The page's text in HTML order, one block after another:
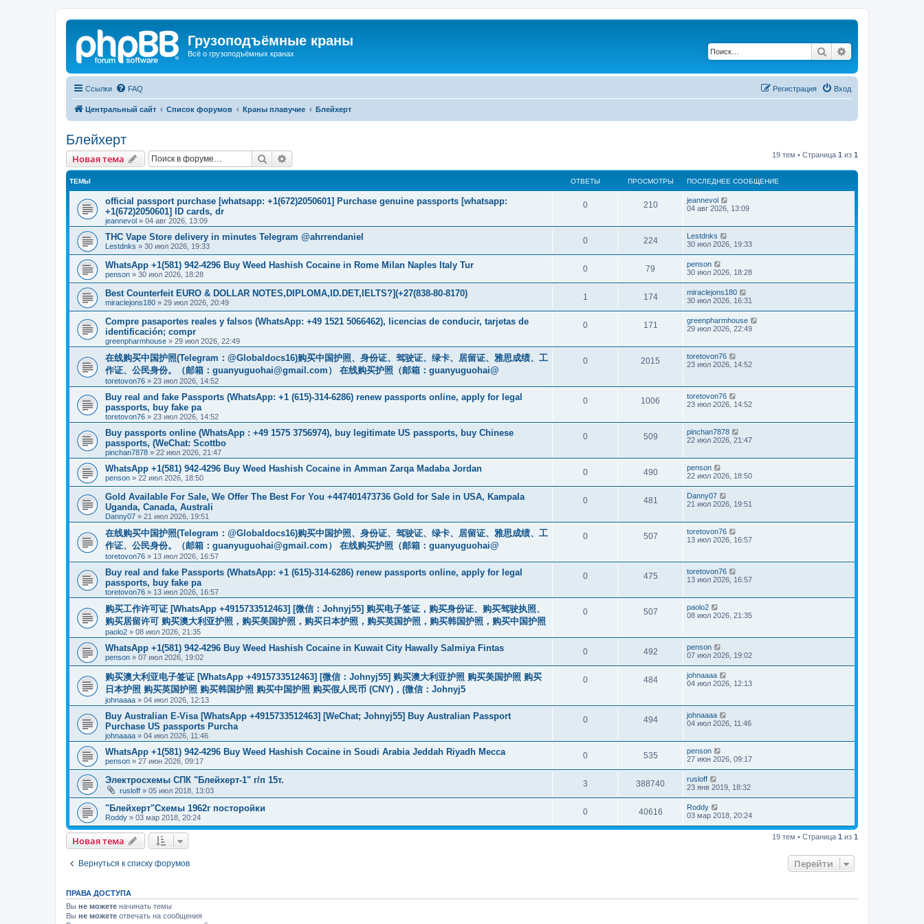
Грузоподъёмные краны
Всё о грузоподъёмных кранах Поиск
Ссылки FAQ Вход
Регистрация
Центральный сайт Список форумов Краны плавучие Блейхерт
Блейхерт
Новая тема Поиск 19 тем • Страница 1 из 1
ТЕМЫ ОТВЕТЫ ПРОСМОТРЫ ПОСЛЕДНЕЕ СООБЩЕНИЕ
official passport purchase [whatsapp: +1(672)2050601] Purchase genuine passports [whatsapp:
+1(672)2050601] ID cards, dr
jeannevol » 04 авг 2026, 13:09
0 210
jeannevol
04 авг 2026, 13:09
THC Vape Store delivery in minutes Telegram @ahrrendaniel
Lestdnks » 30 июл 2026, 19:33
0 224
Lestdnks
30 июл 2026, 19:33
WhatsApp +1(581) 942-4296 Buy Weed Hashish Cocaine in Rome Milan Naples Italy Tur
penson » 30 июл 2026, 18:28
0 79
penson
30 июл 2026, 18:28
Best Counterfeit EURO & DOLLAR NOTES,DIPLOMA,ID.DET,IELTS?](+27(838-80-8170)
miraclejons180 » 29 июл 2026, 20:49
1 174
miraclejons180
30 июл 2026, 16:31
Compre pasaportes reales y falsos (WhatsApp: +49 1521 5066462), licencias de conducir, tarjetas de
identificación; compr
greenpharmhouse » 29 июл 2026, 22:49
0 171
greenpharmhouse
29 июл 2026, 22:49
在线购买中国护照(Telegram：@Globaldocs16)购买中国护照、身份证、驾驶证、绿卡、居留证、雅思成绩、工
作证、公民身份。（邮箱： guanyuguohai@gmail.com ） 在线购买护照（邮箱：guanyuguohai@
toretovon76 » 23 июл 2026, 14:52
0 2015
toretovon76
23 июл 2026, 14:52
Buy real and fake Passports (WhatsApp: +1 (615)-314-6286) renew passports online, apply for legal
passports, buy fake pa
toretovon76 » 23 июл 2026, 14:52
0 1006
toretovon76
23 июл 2026, 14:52
Buy passports online (WhatsApp : +49 1575 3756974), buy legitimate US passports, buy Chinese
passports, (WeChat: Scottbo
pinchan7878 » 22 июл 2026, 21:47
0 509
pinchan7878
22 июл 2026, 21:47
WhatsApp +1(581) 942-4296 Buy Weed Hashish Cocaine in Amman Zarqa Madaba Jordan
penson » 22 июл 2026, 18:50
0 490
penson
22 июл 2026, 18:50
Gold Available For Sale, We Offer The Best For You +447401473736 Gold for Sale in USA, Kampala
Uganda, Canada, Australi
Danny07 » 21 июл 2026, 19:51
0 481
Danny07
21 июл 2026, 19:51
在线购买中国护照(Telegram：@Globaldocs16)购买中国护照、身份证、驾驶证、绿卡、居留证、雅思成绩、工
作证、公民身份。（邮箱： guanyuguohai@gmail.com ） 在线购买护照（邮箱：guanyuguohai@
toretovon76 » 13 июл 2026, 16:57
0 507
toretovon76
13 июл 2026, 16:57
Buy real and fake Passports (WhatsApp: +1 (615)-314-6286) renew passports online, apply for legal
passports, buy fake pa
toretovon76 » 13 июл 2026, 16:57
0 475
toretovon76
13 июл 2026, 16:57
购买工作许可证 [WhatsApp +4915733512463] [微信：Johnyj55] 购买电子签证，购买身份证、购买驾驶执照、
购买居留许可 购买澳大利亚护照，购买美国护照，购买日本护照，购买英国护照，购买韩国护照，购买中国护照
paolo2 » 08 июл 2026, 21:35
0 507
paolo2
08 июл 2026, 21:35
WhatsApp +1(581) 942-4296 Buy Weed Hashish Cocaine in Kuwait City Hawally Salmiya Fintas
penson » 07 июл 2026, 19:02
0 492
penson
07 июл 2026, 19:02
购买澳大利亚电子签证 [WhatsApp +4915733512463] [微信：Johnyj55] 购买澳大利亚护照 购买美国护照 购买
日本护照 购买英国护照 购买韩国护照 购买中国护照 购买假人民币 (CNY)，(微信：Johnyj5
johnaaaa » 04 июл 2026, 12:13
0 484
johnaaaa
04 июл 2026, 12:13
Buy Australian E-Visa [WhatsApp +4915733512463] [WeChat; Johnyj55] Buy Australian Passport
Purchase US passports Purcha
johnaaaa » 04 июл 2026, 11:46
0 494
johnaaaa
04 июл 2026, 11:46
WhatsApp +1(581) 942-4296 Buy Weed Hashish Cocaine in Soudi Arabia Jeddah Riyadh Mecca
penson » 27 июн 2026, 09:17
0 535
penson
27 июн 2026, 09:17
Электросхемы СПК "Блейхерт-1" г/п 15т.
rusloff » 05 июл 2018, 13:03
3 388740
rusloff
23 янв 2019, 18:32
"Блейхерт"Схемы 1962г посторойки
Roddy » 03 мар 2018, 20:24
0 40616
Roddy
03 мар 2018, 20:24
Новая тема 19 тем • Страница 1 из 1
Вернуться к списку форумов Перейти
ПРАВА ДОСТУПА
Вы не можете начинать темы
Вы не можете отвечать на сообщения